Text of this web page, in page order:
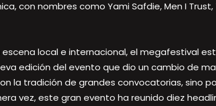
con nombres como Yami Safdie, Men I Trust,
local e internacional, el megafestival
edición del evento que dio un cambio de
la tradición de grandes convocatorias, sino
vez, este gran evento ha reunido diez